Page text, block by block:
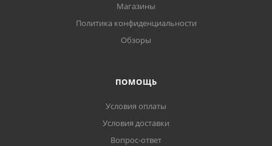
Магазины
Политика конфиденциальности
Обзоры
ПОМОЩЬ
Условия оплаты
Условия доставки
Вопрос-ответ